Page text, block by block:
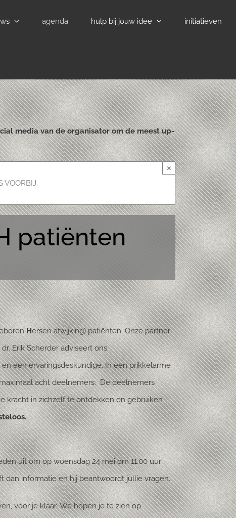
agenda hulp bij jouw idee initiatieven
media van de organisator om de meest up-
VOORBIJ.
×
patiënten
Hersen afwijking) patiënten. Onze partner
Erik Scherder adviseert ons.
een ervaringsdeskundige. In een prikkelarme
acht deelnemers. De deelnemers
kracht in zichzelf te ontdekken en gebruiken
uit om op woensdag 24 mei om 11.00 uur
dan informatie en hij beantwoordt jullie vragen.
voor je klaar. We hopen je te zien op